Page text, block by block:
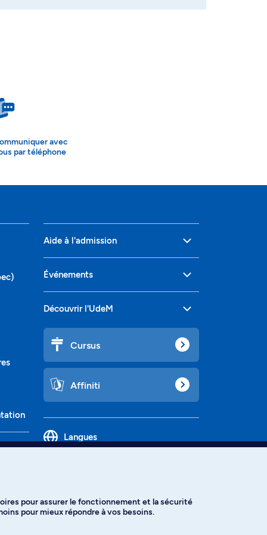
avec
par téléphone
Aide à l'admission
Événements
Découvrir l'UdeM
Cursus
Affiniti
Langues
pour assurer le fonctionnement et la sécurité
pour mieux répondre à vos besoins.